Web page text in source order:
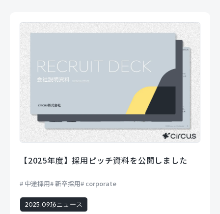
【2025年度】採用ピッチ資料を公開しました
中途採用 新卒採用 corporate
2025.09.16ニュース